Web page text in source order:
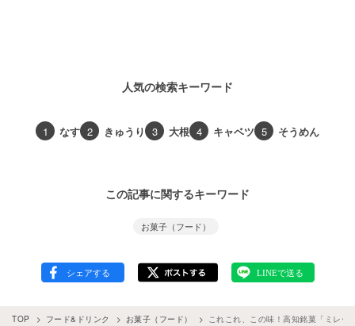
人気の検索キーワード
1 なす 2 きゅうり 3 大根 4 キャベツ 5 そうめん
この記事に関するキーワード
お菓子（フード）
TOP フード&ドリンク お菓子（フード） これこれ、この味！高知銘菓「ミレ